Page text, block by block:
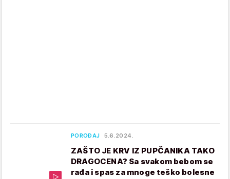
POROĐAJ 5.6.2024.
ZAŠTO JE KRV IZ PUPČANIKA TAKO
DRAGOCENA? Sa svakom bebom se
rađa i spas za mnoge teško bolesne